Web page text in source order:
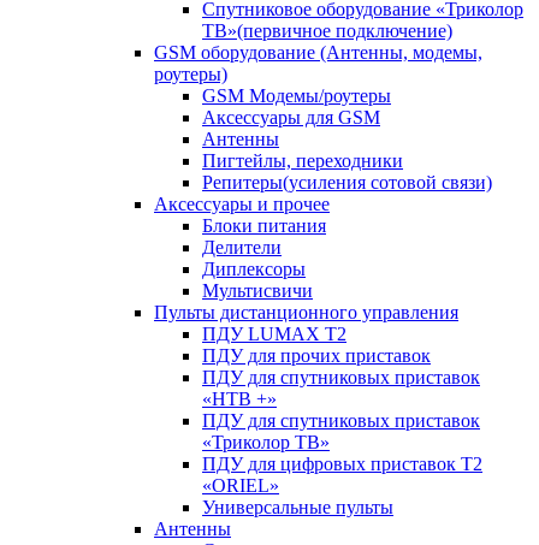
Спутниковое оборудование «Триколор
ТВ»(первичное подключение)
GSM оборудование (Антенны, модемы,
роутеры)
GSM Модемы/роутеры
Аксессуары для GSM
Антенны
Пигтейлы, переходники
Репитеры(усиления сотовой связи)
Аксессуары и прочее
Блоки питания
Делители
Диплексоры
Мультисвичи
Пульты дистанционного управления
ПДУ LUMAX Т2
ПДУ для прочих приставок
ПДУ для спутниковых приставок
«НТВ +»
ПДУ для спутниковых приставок
«Триколор ТВ»
ПДУ для цифровых приставок Т2
«ORIEL»
Универсальные пульты
Антенны